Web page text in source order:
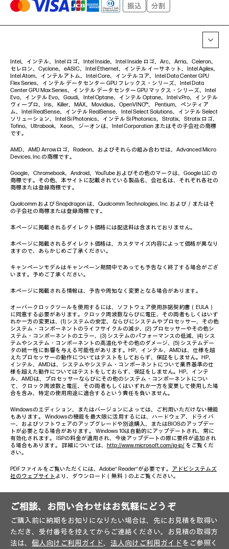
Intel、インテル、Intel ロゴ、Intel Inside、Intel Inside ロゴ、Arc、Arria、Celeron、
セレロン、Cyclone、eASIC、Intel Ethernet、インテル イーサネット、Intel Agilex、
Intel Atom、インテルアトム、Intel Core、インテルコア、Intel Data Center GPU
Flex Series、インテル データセンター GPU フレックス・シリーズ、Intel Data
Center GPU Max Series、インテル データセンター GPU マックス・シリーズ、Intel
Evo、インテル Evo、Gaudi、Intel Optane、インテル Optane、Intel vPro、インテル
ヴィープロ、Iris、Killer、MAX、Movidius、OpenVINO™、 Pentium、ペンティア
ム、Intel RealSense、インテル RealSense、Intel Select Solutions、インテル Select
ソリューション、Intel Si Photonics、インテル Si Photonics、Stratix、Stratix ロゴ、
Tofino、Ultrabook、Xeon、ジーオンは、Intel Corporation またはその子会社の商標
です。
AMD、AMD Arrowロゴ、Radeon、およびそれらの組み合わせは、Advanced Micro
Devices, Inc.の商標です。
Google、Chromebook、Android、YouTube およびその他のマークは、Google LLC の
商標です。その他、本サイトに記載されている製品名、会社名は、それぞれ各社の
商標または登録商標です。
Qualcomm および Snapdragon は、Qualcomm Technologies, Inc. および／またはそ
の子会社の商標または登録商標です。
本ページに掲載されるダイレクト価格には配送料は含まれておりません。
本ページに掲載されるダイレクト価格は、カスタマイズ内容によって価格が異なり
ますので、あらかじめご了承ください。
キャンペーンモデルはキャンペーン期間中であっても予告なく終了する場合がござ
います。予めご了承ください。
本ページに掲載される情報は、予告や周知なく変更となる場合があります。
オーバークロックツールを使用するには、ソフトウェア使用許諾契約書（EULA）
に同意する必要があります。クロック周波数ならびに電圧、その両者もしくはいず
れか一方の変更は、(1) システムの安定、ならびにシステムやプロセッサー、その他
システム・コンポーネントのライフサイクルの減少、(2) プロセッサーやその他シ
ステム・コンポーネントのエラー、(3) システムのパフォーマンスの低減、(4) シス
テムやシステム・コンポーネントの高温化やその他のダメージ、(5) システムデー
タの統一性に影響を与える可能性があります。HP、インテル、AMDは、仕様を超
えたプロセッサーの動作についてはテストをしておらず、保証をしません。HP、
インテル、AMDは、システムやシステム・コンポーネントについて業界基準の仕
様を超えた動作についてはテストをしておらず、保証をしません。HP、インテ
ル、AMDは、プロセッサーならびにその他のシステム・コンポーネントについ
て、クロック周波数と電圧、その両者もしくはいずれか一方を変更して使用した場
合を含み、特定の使用用途に適合するという責任を負いません。
Windowsのエディション、またはバージョンによっては、ご利用いただけない機能
もあります。 Windowsの機能を最大限に活用するには、ハードウェア、ドライバ
ー、およびソフトウェアのアップグレードや別途購入、またはBIOSのアップデー
トが必要となる場合があります。 Windows 10は自動的にアップデートされ、常に
有効化されます。 ISPの料金が適用され、今後アップデートの際に要件が追加され
る場合もあります。 詳細については、 http://www.microsoft.com/ja-jp/ をご覧くだ
さい。
PDFファイルをご覧いただくには、Adobe® Reader®が必要です。 アドビシステムズ
社のウェブサイト より、ダウンロード（無料）の上ご覧ください。
ご相談、お問い合わせはお気軽にどうぞ
ご購入前に納期をお知りになりたい場合は、先にお見積を取得い
ただき、受付番号を控えてからご連絡ください。お見積の取得方
法は、 個人向けご利用ガイド、 法人向けご利用ガイドをご参照く